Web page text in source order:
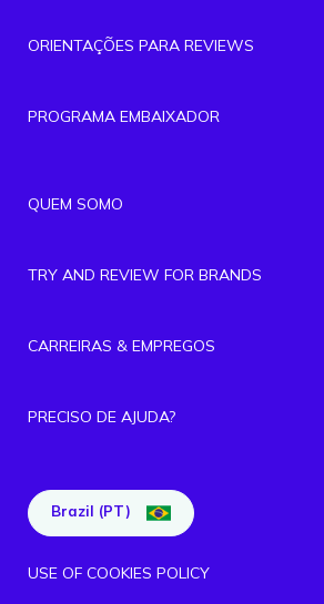
ORIENTAÇÕES PARA REVIEWS
PROGRAMA EMBAIXADOR
QUEM SOMO
TRY AND REVIEW FOR BRANDS
CARREIRAS & EMPREGOS
PRECISO DE AJUDA?
Brazil (PT)
USE OF COOKIES POLICY